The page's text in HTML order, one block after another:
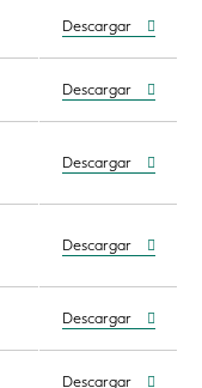
Descargar
Descargar
Descargar
Descargar
Descargar
Descargar